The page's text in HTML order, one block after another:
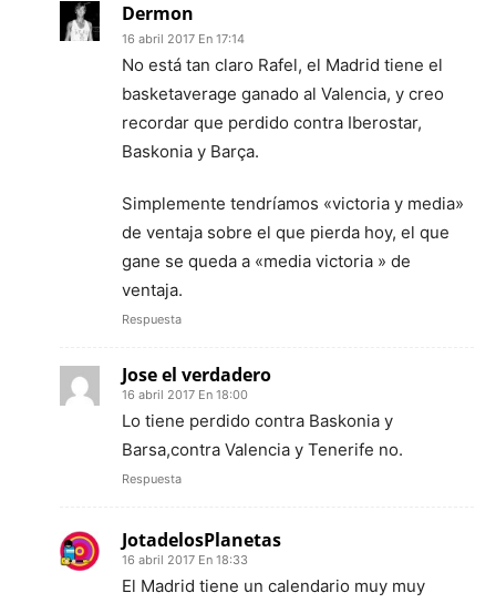
Dermon
16 abril 2017 En 17:14
No está tan claro Rafel, el Madrid tiene el
basketaverage ganado al Valencia, y creo
recordar que perdido contra Iberostar,
Baskonia y Barça.
Simplemente tendríamos «victoria y media»
de ventaja sobre el que pierda hoy, el que
gane se queda a «media victoria » de
ventaja.
Respuesta
Jose el verdadero
16 abril 2017 En 18:00
Lo tiene perdido contra Baskonia y
Barsa,contra Valencia y Tenerife no.
Respuesta
JotadelosPlanetas
16 abril 2017 En 18:33
El Madrid tiene un calendario muy muy